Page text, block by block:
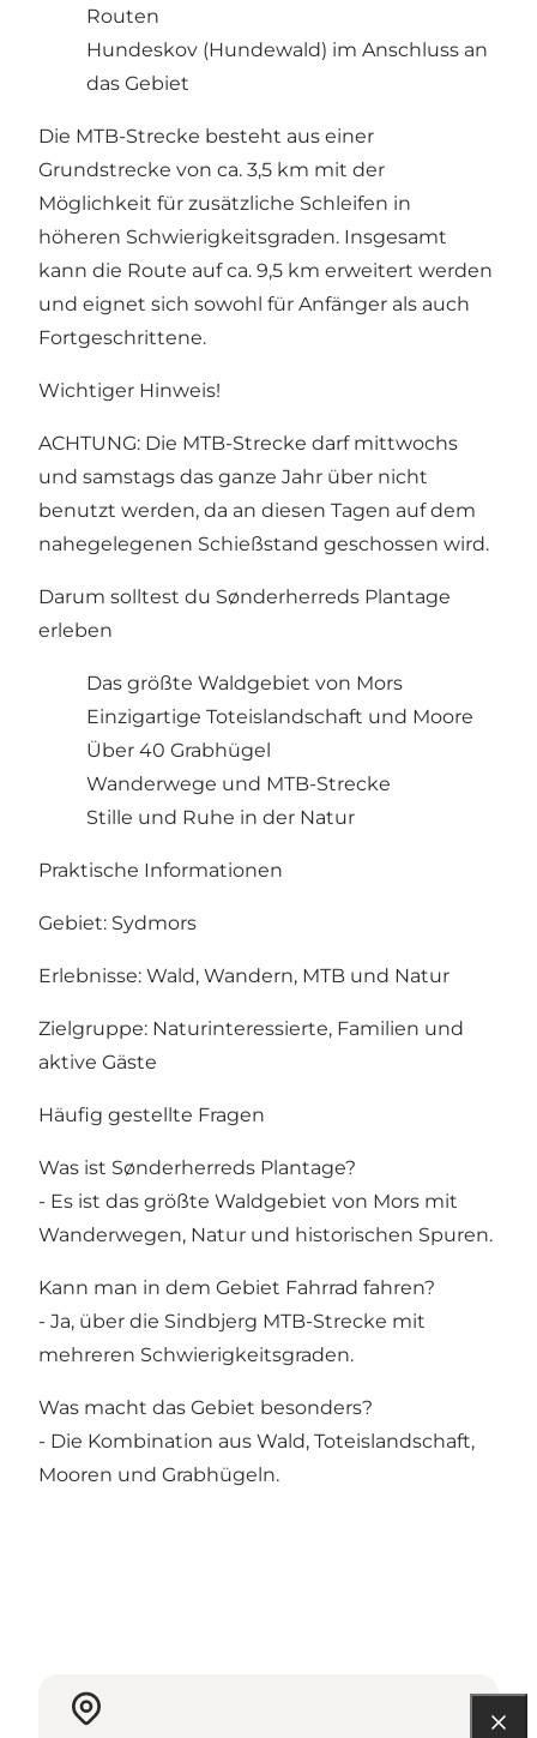
Routen
Hundeskov (Hundewald) im Anschluss an
das Gebiet
Die MTB-Strecke besteht aus einer
Grundstrecke von ca. 3,5 km mit der
Möglichkeit für zusätzliche Schleifen in
höheren Schwierigkeitsgraden. Insgesamt
kann die Route auf ca. 9,5 km erweitert werden
und eignet sich sowohl für Anfänger als auch
Fortgeschrittene.
Wichtiger Hinweis!
ACHTUNG: Die MTB-Strecke darf mittwochs
und samstags das ganze Jahr über nicht
benutzt werden, da an diesen Tagen auf dem
nahegelegenen Schießstand geschossen wird.
Darum solltest du Sønderherreds Plantage
erleben
Das größte Waldgebiet von Mors
Einzigartige Toteislandschaft und Moore
Über 40 Grabhügel
Wanderwege und MTB-Strecke
Stille und Ruhe in der Natur
Praktische Informationen
Gebiet: Sydmors
Erlebnisse: Wald, Wandern, MTB und Natur
Zielgruppe: Naturinteressierte, Familien und
aktive Gäste
Häufig gestellte Fragen
Was ist Sønderherreds Plantage?
- Es ist das größte Waldgebiet von Mors mit
Wanderwegen, Natur und historischen Spuren.
Kann man in dem Gebiet Fahrrad fahren?
- Ja, über die Sindbjerg MTB-Strecke mit
mehreren Schwierigkeitsgraden.
Was macht das Gebiet besonders?
- Die Kombination aus Wald, Toteislandschaft,
Mooren und Grabhügeln.